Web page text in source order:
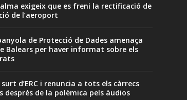
exigeix que es freni la rectificació de
de l’aeroport
de Protecció de Dades amenaça
Balears per haver informat sobre els
d’ERC i renuncia a tots els càrrecs
després de la polèmica pels àudios